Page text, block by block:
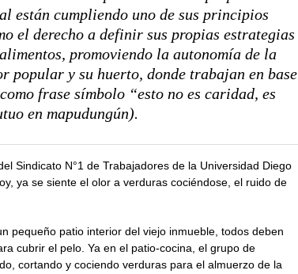
están cumpliendo uno de sus principios
el derecho a definir sus propias estrategias
promoviendo la autonomía de la
popular y su huerto, donde trabajan en base
frase símbolo “esto no es caridad, es
en mapudungún).
Sindicato N°1 de Trabajadores de la Universidad Diego
ya se siente el olor a verduras cociéndose, el ruido de
pequeño patio interior del viejo inmueble, todos deben
cubrir el pelo. Ya en el patio-cocina, el grupo de
cortando y cociendo verduras para el almuerzo de la